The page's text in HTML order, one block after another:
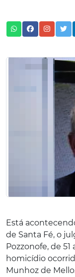
Está
de Santa Fé, o
Pozzonofe, de
homicídio
Munhoz de